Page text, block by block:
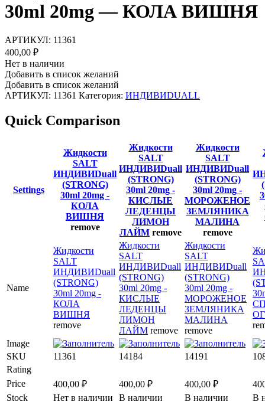
30ml 20mg — КОЛА ВИШНЯ
АРТИКУЛ: 11361
400,00 ₽
Нет в наличии
Добавить в список желаний
Добавить в список желаний
АРТИКУЛ: 11361 Категория: ИНДИВИDUALL
Quick Comparison
Settings
Жидкости
SALT
ИНДИВИDuall
(STRONG)
30ml 20mg -
КОЛА
ВИШНЯ
remove
Жидкости
SALT
ИНДИВИDuall
(STRONG)
30ml 20mg -
КИСЛЫЕ
ЛЕДЕНЦЫ
ЛИМОН
ЛАЙМ remove
Жидкости
SALT
ИНДИВИDuall
(STRONG)
30ml 20mg -
МОРОЖЕНОЕ
ЗЕМЛЯНИКА
МАЛИНА
remove
Name
Жидкости
SALT
ИНДИВИDuall
(STRONG)
30ml 20mg -
КОЛА
ВИШНЯ
remove
Жидкости
SALT
ИНДИВИDuall
(STRONG)
30ml 20mg -
КИСЛЫЕ
ЛЕДЕНЦЫ
ЛИМОН
ЛАЙМ remove
Жидкости
SALT
ИНДИВИDuall
(STRONG)
30ml 20mg -
МОРОЖЕНОЕ
ЗЕМЛЯНИКА
МАЛИНА
remove
Image
SKU
11361 14184 14191
Rating
Price
400,00 ₽ 400,00 ₽ 400,00 ₽
Stock
Нет в наличии В наличии В наличии
В